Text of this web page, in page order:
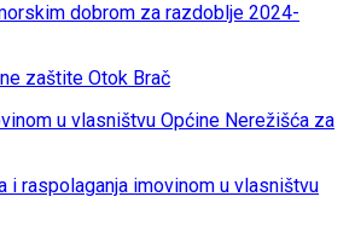
dobrom za razdoblje 2024-
zaštite Otok Brač
u vlasništvu Općine Nerežišća za
i raspolaganja imovinom u vlasništvu